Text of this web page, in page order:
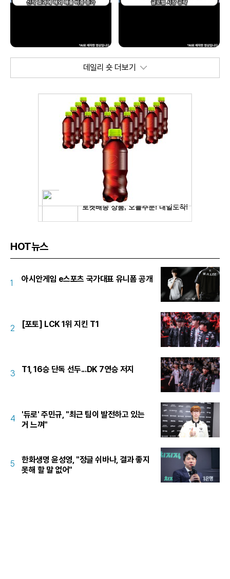
데일리 숏 더보기
HOT뉴스
1 아시안게임 e스포츠 국가대표 유니폼 공개
2 [포토] LCK 1위 지킨 T1
3 T1, 16승 단독 선두...DK 7연승 저지
4
'듀로' 주민규, "최근 팀이 발전하고 있는
거 느껴"
5
한화생명 윤성영, "정글 쉬바나, 결과 좋지
못해 할 말 없어"